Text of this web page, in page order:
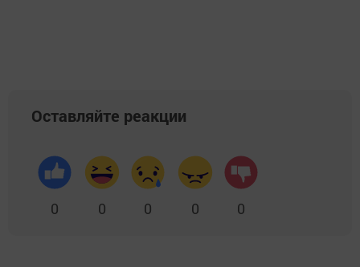
Оставляйте реакции
0 0 0 0 0